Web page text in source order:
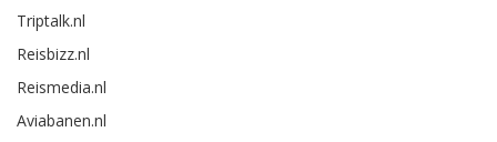
Triptalk.nl
Reisbizz.nl
Reismedia.nl
Aviabanen.nl